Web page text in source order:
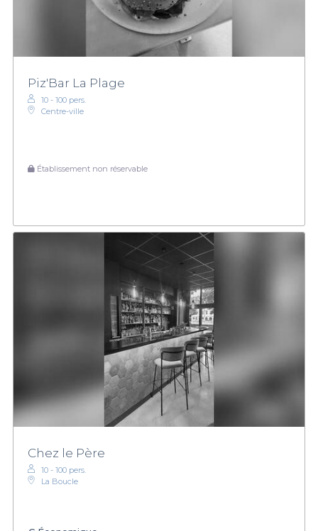
Piz'Bar La Plage
10 - 100 pers.
Centre-ville
Établissement non réservable
Chez le Père
10 - 100 pers.
La Boucle